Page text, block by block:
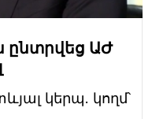
ընտրվեց ԱԺ
կերպ. կողմ՝